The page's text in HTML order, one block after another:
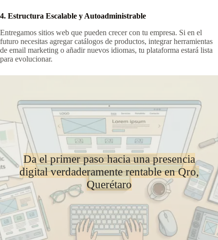
4. Estructura Escalable y Autoadministrable
Entregamos sitios web que pueden crecer con tu empresa. Si en el
futuro necesitas agregar catálogos de productos, integrar herramientas
de email marketing o añadir nuevos idiomas, tu plataforma estará lista
para evolucionar.
Da el primer paso hacia una presencia
digital verdaderamente rentable en Qro,
Querétaro